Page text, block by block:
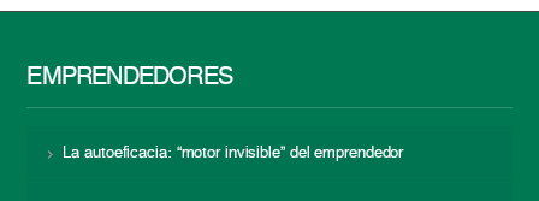
EMPRENDEDORES
La autoeficacia: “motor invisible” del emprendedor